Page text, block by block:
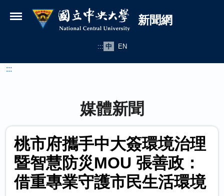
國立中央大學新聞網
新聞網
::: 中 EN
:::
媒體新聞
桃市府攜手中大簽環境治理
暨智慧防災MOU 張善政：
借重專業守護市民生活環境